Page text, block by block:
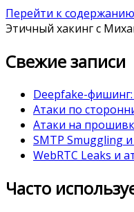
Перейти к содержанию
Этичный хакинг с
Свежие записи
Deepfake-
Атаки по
Атаки на
SMTP Smuggling
WebRTC Leaks и
Часто